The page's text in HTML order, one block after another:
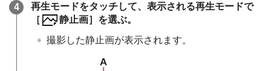
再生モードをタッチして、表示される再生モードで
［
静止画］を選ぶ。
撮影した静止画が表示されます。